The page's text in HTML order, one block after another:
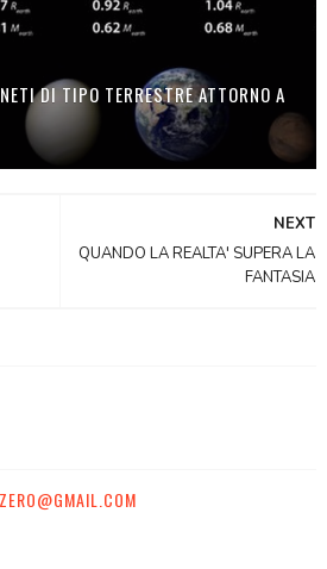
DI TIPO TERRESTRE ATTORNO A
NEXT
QUANDO LA REALTA' SUPERA LA
FANTASIA